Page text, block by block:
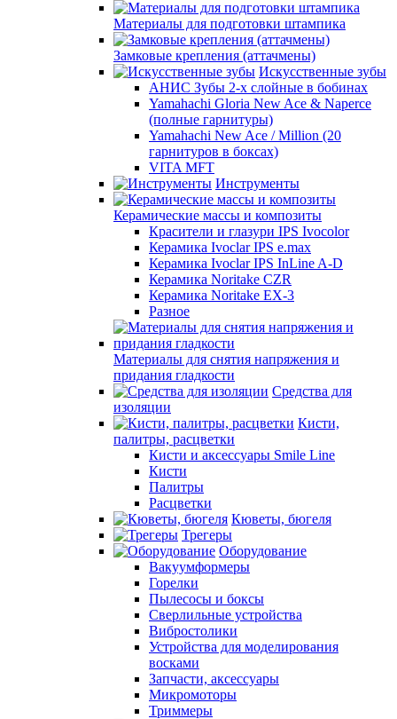
Материалы для подготовки штампика
Замковые крепления (аттачмены)
Искусственные зубы
АНИС Зубы 2-х слойные в бобинах
Yamahachi Gloria New Ace & Naperce
(полные гарнитуры)
Yamahachi New Ace / Million (20
гарнитуров в боксах)
VITA MFT
Инструменты
Керамические массы и композиты
Красители и глазури IPS Ivocolor
Керамика Ivoclar IPS e.max
Керамика Ivoclar IPS InLine A-D
Керамика Noritake CZR
Керамика Noritake EX-3
Разное
Материалы для снятия напряжения и
придания гладкости
Средства для
изоляции
Кисти,
палитры, расцветки
Кисти и аксессуары Smile Line
Кисти
Палитры
Расцветки
Кюветы, бюгеля
Трегеры
Оборудование
Вакуумформеры
Горелки
Пылесосы и боксы
Сверлильные устройства
Вибростолики
Устройства для моделирования
восками
Запчасти, аксессуары
Микромоторы
Триммеры